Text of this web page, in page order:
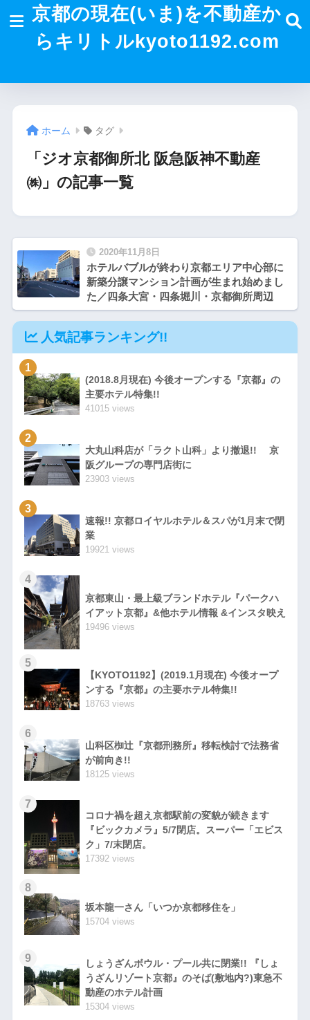
京都の現在(いま)を不動産か
らキリトルkyoto1192.com
ホーム タグ
「ジオ京都御所北 阪急阪神不動産
㈱」の記事一覧
2020年11月8日
ホテルバブルが終わり京都エリア中心部に
新築分譲マンション計画が生まれ始めまし
た／四条大宮・四条堀川・京都御所周辺
人気記事ランキング!!
1
(2018.8月現在) 今後オープンする『京都』の
主要ホテル特集!!
41015 views
2
大丸山科店が「ラクト山科」より撤退!! 京
阪グループの専門店街に
23903 views
3
速報!! 京都ロイヤルホテル＆スパが1月末で閉
業
19921 views
4
京都東山・最上級ブランドホテル『パークハ
イアット京都』&他ホテル情報 &インスタ映え
19496 views
5
【KYOTO1192】(2019.1月現在) 今後オープ
ンする『京都』の主要ホテル特集!!
18763 views
6
山科区椥辻『京都刑務所』移転検討で法務省
が前向き!!
18125 views
7
コロナ禍を超え京都駅前の変貌が続きます
『ビックカメラ』5/7閉店。スーパー「エビス
ク」7/末閉店。
17392 views
8
坂本龍一さん「いつか京都移住を」
15704 views
9
しょうざんボウル・プール共に閉業!! 『しょ
うざんリゾート京都』のそば(敷地内?)東急不
動産のホテル計画
15304 views